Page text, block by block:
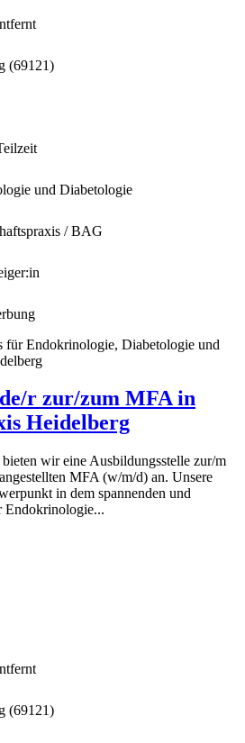
(69121)
und Diabetologie
/ BAG
für Endokrinologie, Diabetologie und
r zur/zum MFA in
Heidelberg
wir eine Ausbildungsstelle zur/m
MFA (w/m/d) an. Unsere
in dem spannenden und
Endokrinologie...
(69121)